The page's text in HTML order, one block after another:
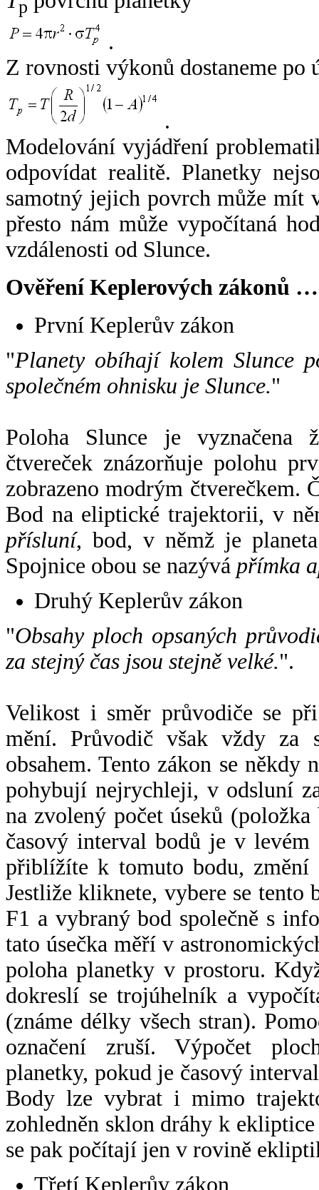
p
.
Z rovnosti výkonů dostaneme po
.
Modelování vyjádření
odpovídat realitě. Planetky
samotný jejich povrch může mít
přesto nám může vypočítaná
vzdálenosti od Slunce.
Ověření Keplerových zákonů …
První Keplerův zákon
"Planety obíhají kolem Slunce
společném ohnisku je Slunce."
Poloha Slunce je vyznačena
čtvereček znázorňuje polohu
zobrazeno modrým čtverečkem.
Bod na eliptické trajektorii, v
přísluní, bod, v němž je
Spojnice obou se nazývá přímka
Druhý Keplerův zákon
"Obsahy ploch opsaných
za stejný čas jsou stejně velké.".
Velikost i směr průvodiče se
mění. Průvodič však vždy za
obsahem. Tento zákon se někdy
pohybují nejrychleji, v odsluní
na zvolený počet úseků
časový interval bodů je v
přiblížíte k tomuto bodu,
Jestliže kliknete, vybere se tento
F1 a vybraný bod společně s
tato úsečka měří v
poloha planetky v prostoru.
dokreslí se trojúhelník a
(známe délky všech stran).
označení zruší. Výpočet
planetky, pokud je časový
Body lze vybrat i mimo
zohledněn sklon dráhy k
se pak počítají jen v rovině
Třetí Keplerův zákon